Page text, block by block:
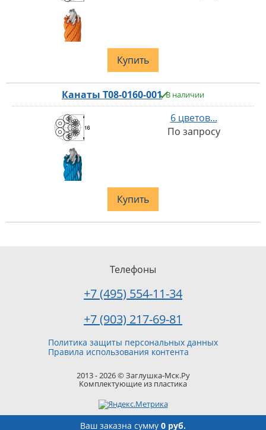
Ваш заказна сумму 0 руб.
Купить
Канаты T08-0160-001 В наличии
6 цветов...
По запросу
Купить
2013 - 2026 © Заглушка-Мск.Ру
Комплектующие из пластика
Политика защиты персональных данных
Правила использования контента
Телефоны
+7 (495) 554-11-34
+7 (903) 217-69-81